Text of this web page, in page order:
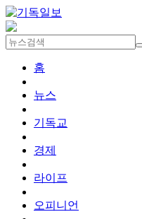
홈
뉴스
기독교
경제
라이프
오피니언